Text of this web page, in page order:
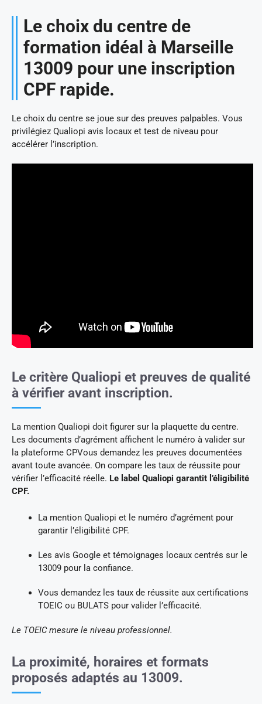
Le choix du centre de
formation idéal à Marseille
13009 pour une inscription
CPF rapide.
Le choix du centre se joue sur des preuves palpables. Vous
privilégiez Qualiopi avis locaux et test de niveau pour
accélérer l’inscription.
Le critère Qualiopi et preuves de qualité
à vérifier avant inscription.
La mention Qualiopi doit figurer sur la plaquette du centre.
Les documents d’agrément affichent le numéro à valider sur
la plateforme CPVous demandez les preuves documentées
avant toute avancée. On compare les taux de réussite pour
vérifier l’efficacité réelle. Le label Qualiopi garantit l’éligibilité
CPF.
La mention Qualiopi et le numéro d’agrément pour
garantir l’éligibilité CPF.
Les avis Google et témoignages locaux centrés sur le
13009 pour la confiance.
Vous demandez les taux de réussite aux certifications
TOEIC ou BULATS pour valider l’efficacité.
Le TOEIC mesure le niveau professionnel.
La proximité, horaires et formats
proposés adaptés au 13009.